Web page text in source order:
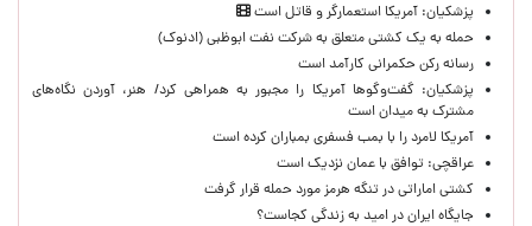
پزشکیان: آمریکا استعمارگر و قاتل است
حمله به یک کشتی متعلق به شرکت نفت ابوظبی (ادنوک)
رسانه رکن حکمرانی کارآمد است
پزشکیان: گفت‌وگوها آمریکا را مجبور به همراهی کرد/ هنر، آوردن نگاه‌های
مشترک به میدان است
آمریکا لامرد را با بمب فسفری بمباران کرده است
عراقچی: توافق با عمان نزدیک است
کشتی اماراتی در تنگه هرمز مورد حمله قرار گرفت
جایگاه ایران در امید به زندگی کجاست؟